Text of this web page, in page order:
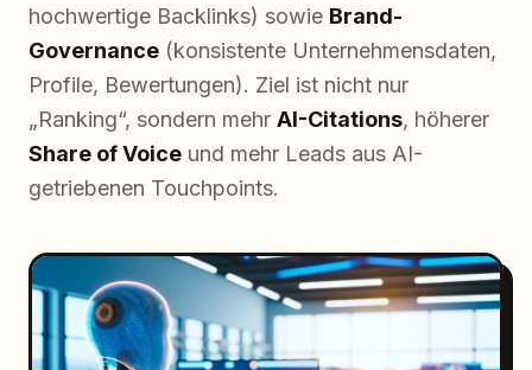
hochwertige Backlinks) sowie Brand-
Governance (konsistente Unternehmensdaten,
Profile, Bewertungen). Ziel ist nicht nur
„Ranking“, sondern mehr AI-Citations, höherer
Share of Voice und mehr Leads aus AI-
getriebenen Touchpoints.